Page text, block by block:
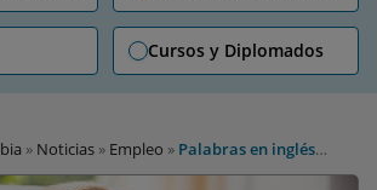
Cursos y Diplomados
» Noticias » Empleo » Palabras en inglés
pierde el miedo